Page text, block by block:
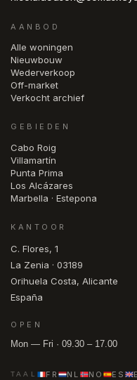
AANBOD
Alle woningen
Nieuwbouw
Wederverkoop
Off-market
Verkocht archief
GEBIEDEN
Cabo Roig
Villamartín
Punta Prima
Los Alcázares
Marbella · Estepona
KANTOOR
C. Flores, 1
La Zenia · 03189
Orihuela Costa, Alicante
España
OPEN
Mon — Fri · 09.30 – 17.00
TAAL FR NL NO ES